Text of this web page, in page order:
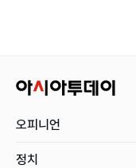
오피니언
정치